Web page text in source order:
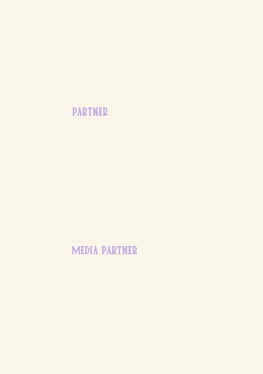
PARTNER
MEDIA PARTNER